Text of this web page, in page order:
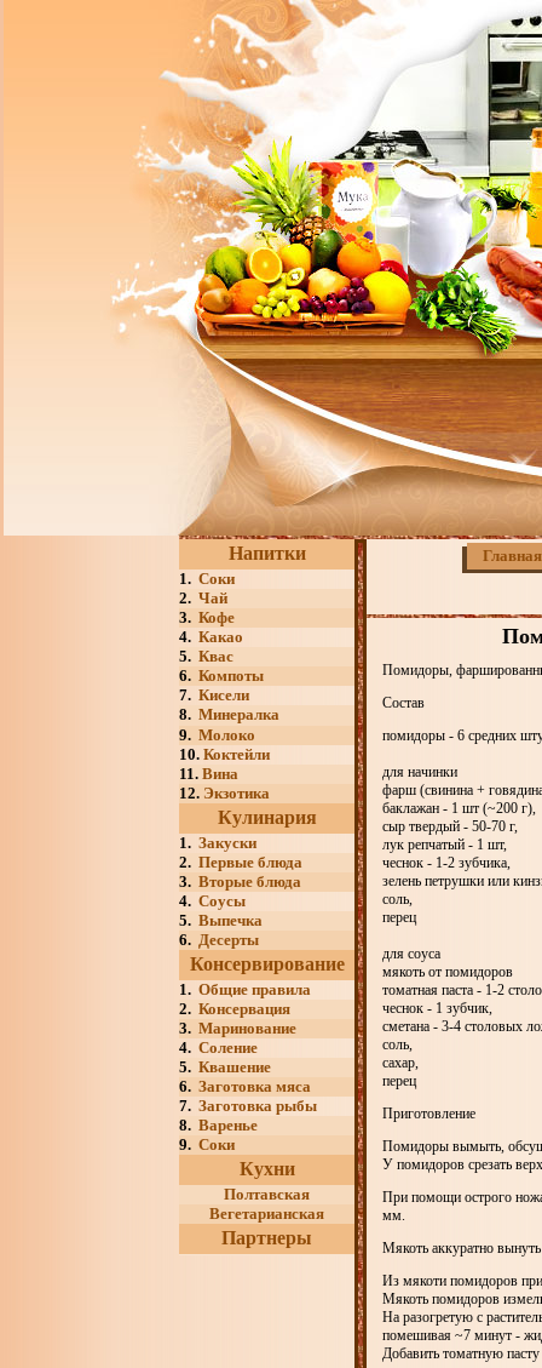
Напитки
1. Соки
2. Чай
3. Кофе
4. Какао
5. Квас
6. Компоты
7. Кисели
8. Минералка
9. Молоко
10. Коктейли
11. Вина
12. Экзотика
Кулинария
1. Закуски
2. Первые блюда
3. Вторые блюда
4. Соусы
5. Выпечка
6. Десерты
Консервирование
1. Общие правила
2. Консервация
3. Маринование
4. Соление
5. Квашение
6. Заготовка мяса
7. Заготовка рыбы
8. Варенье
9. Соки
Кухни
Полтавская
Вегетарианская
Партнеры
Главная
Помидоры,
Состав
помидоры - 6 средних
для начинки
фарш (свинина +
баклажан - 1 шт (~200 г),
сыр твердый - 50-70 г,
лук репчатый - 1 шт,
чеснок - 1-2 зубчика,
зелень петрушки или
соль,
перец
для соуса
мякоть от помидоров
томатная паста - 1-2
чеснок - 1 зубчик,
сметана - 3-4 столовых
соль,
сахар,
перец
Приготовление
Помидоры вымыть,
У помидоров срезать
При помощи острого ножа
мм.
Мякоть аккуратно
Из мякоти помидоров
Мякоть помидоров
На разогретую с
помешивая ~7 минут -
Добавить томатную